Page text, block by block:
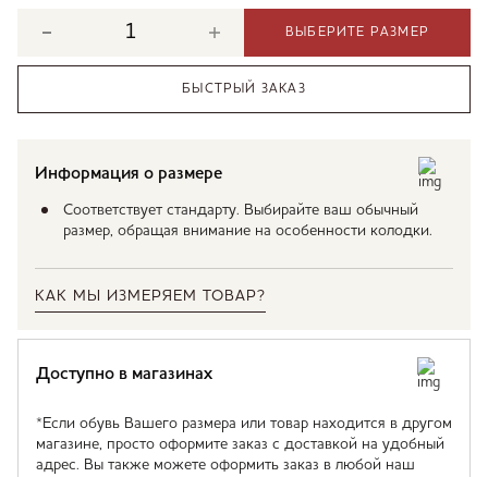
ВЫБЕРИТЕ РАЗМЕР
БЫСТРЫЙ ЗАКАЗ
Информация о размере
Соответствует стандарту. Выбирайте ваш обычный
размер, обращая внимание на особенности колодки.
КАК МЫ ИЗМЕРЯЕМ ТОВАР?
Доступно в магазинах
*Если обувь Вашего размера или товар находится в другом
магазине, просто оформите заказ с доставкой на удобный
адрес. Вы также можете оформить заказ в любой наш